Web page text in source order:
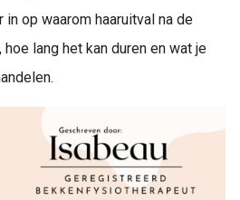
in op waarom haaruitval na de
lang het kan duren en wat je